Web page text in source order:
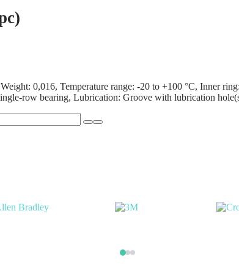
0,016, Temperature range: -20 to +100 °C, Inner
row bearing, Lubrication: Groove with lubrication